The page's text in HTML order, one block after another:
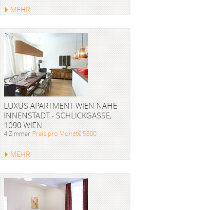
MEHR
LUXUS APARTMENT WIEN NÄHE
INNENSTADT - SCHLICKGASSE,
1090 WIEN
4 Zimmer Preis pro Monat€ 5600
MEHR